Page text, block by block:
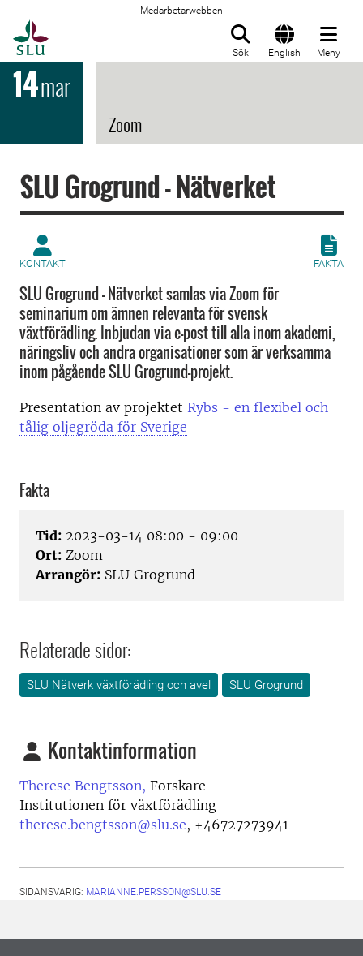
Medarbetarwebben
Sök English Meny
14mar
Zoom
SLU Grogrund - Nätverket
KONTAKT FAKTA
SLU Grogrund - Nätverket samlas via Zoom för
seminarium om ämnen relevanta för svensk
växtförädling. Inbjudan via e-post till alla inom akademi,
näringsliv och andra organisationer som är verksamma
inom pågående SLU Grogrund-projekt.
Presentation av projektet Rybs - en flexibel och
tålig oljegröda för Sverige
Fakta
Tid: 2023-03-14 08:00 - 09:00
Ort: Zoom
Arrangör: SLU Grogrund
Relaterade sidor:
SLU Nätverk växtförädling och avel SLU Grogrund
Kontaktinformation
Therese Bengtsson, Forskare
Institutionen för växtförädling
therese.bengtsson@slu.se, +46727273941
SIDANSVARIG: MARIANNE.PERSSON@SLU.SE